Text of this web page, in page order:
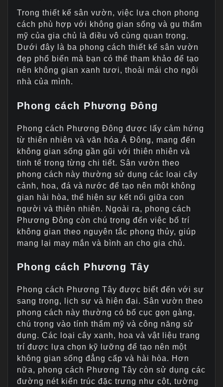
Trong thiết kế sân vườn, việc lựa chọn phong
cách phù hợp với không gian sống và gu thẩm
mỹ của gia chủ là điều vô cùng quan trọng.
Dưới đây là ba phong cách thiết kế sân vườn
đẹp phổ biến mà bạn có thể tham khảo để tạo
nên không gian xanh tươi, thoải mái cho ngôi
nhà của mình.
Phong cách Phương Đông
Phong cách Phương Đông được lấy cảm hứng
từ thiên nhiên và văn hóa Á Đông, mang đến
không gian sống gần gũi với thiên nhiên và
tinh tế trong từng chi tiết. Sân vườn theo
phong cách này thường sử dụng các loại cây
cảnh, hoa, đá và nước để tạo nên một không
gian hài hòa, thể hiện sự kết nối giữa con
người và thiên nhiên. Ngoài ra, phong cách
Phương Đông còn chú trọng đến việc bố trí
không gian theo nguyên tắc phong thủy, giúp
mang lại may mắn và bình an cho gia chủ.
Phong cách Phương Tây
Phong cách Phương Tây được biết đến với sự
sang trọng, lịch sự và hiện đại. Sân vườn theo
phong cách này thường có bố cục gọn gàng,
chú trọng vào tính thẩm mỹ và công năng sử
dụng. Các loại cây xanh, hoa và vật liệu trang
trí được lựa chọn kỹ lưỡng để tạo nên một
không gian sống đẳng cấp và hài hòa. Hơn
nữa, phong cách Phương Tây còn sử dụng các
đường nét kiến trúc đặc trưng như cột, tường